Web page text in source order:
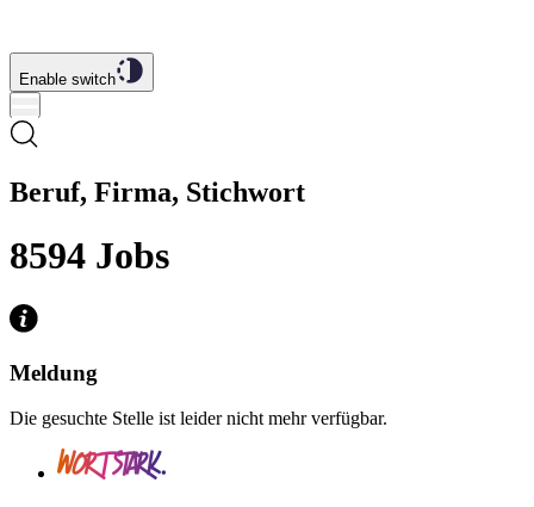
Enable switch
Beruf, Firma, Stichwort
8594 Jobs
Meldung
Die gesuchte Stelle ist leider nicht mehr verfügbar.